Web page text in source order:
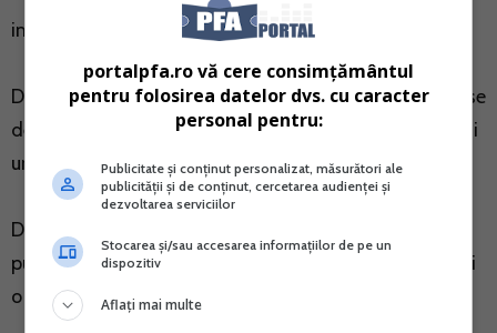
imputernicitul acestuia.
Declaratia privind veniturile realizate din strainatate se
depune anual pana la data de 25 mai, inclusiv, a anului
urmator celui de realizare a venitului.
Daca observati erori in declaratia depusa anterior,
puteti depune o noua declaratie. In caz contrar, riscati
o amenda cuprinsa intre 50-500 de lei.
portalpfa.ro vă cere consimțământul
pentru folosirea datelor dvs. cu caracter
personal pentru:
Publicitate și conținut personalizat, măsurători ale
publicității și de conținut, cercetarea audienței și
dezvoltarea serviciilor
Stocarea și/sau accesarea informațiilor de pe un
dispozitiv
Aflați mai multe